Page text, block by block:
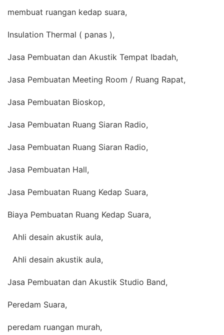
membuat ruangan kedap suara,
Insulation Thermal ( panas ),
Jasa Pembuatan dan Akustik Tempat Ibadah,
Jasa Pembuatan Meeting Room / Ruang Rapat,
Jasa Pembuatan Bioskop,
Jasa Pembuatan Ruang Siaran Radio,
Jasa Pembuatan Ruang Siaran Radio,
Jasa Pembuatan Hall,
Jasa Pembuatan Ruang Kedap Suara,
Biaya Pembuatan Ruang Kedap Suara,
Ahli desain akustik aula,
Ahli desain akustik aula,
Jasa Pembuatan dan Akustik Studio Band,
Peredam Suara,
peredam ruangan murah,